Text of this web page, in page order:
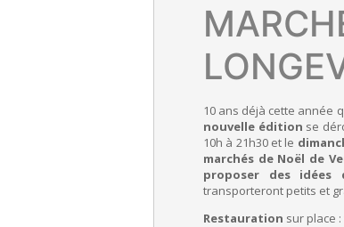
10 ans déjà cette année
nouvelle édition se
10h à 21h30 et le
marchés de Noël de
proposer des idées
transporteront petits et
Restauration sur place :